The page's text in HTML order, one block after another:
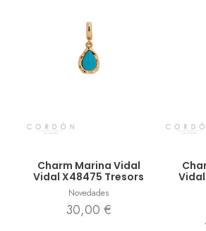
Charm Marina Vidal
Vidal X48475 Tresors
Novedades
30,00 €